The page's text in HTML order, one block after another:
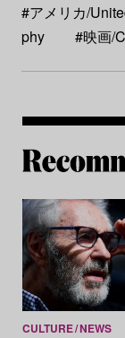
#アメリカ/
phy
#映画/
CULTURE NEWS